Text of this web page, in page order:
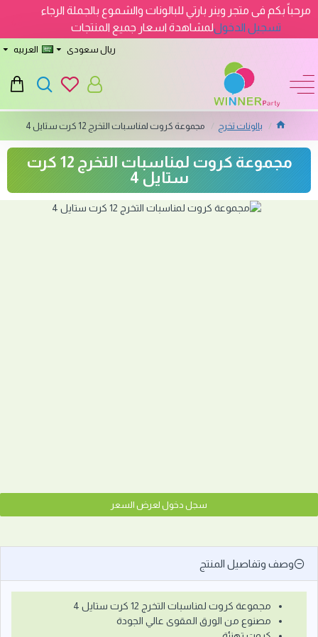
مرحباً بكم فى متجر وينر بارتي للبالونات والشموع بالجملة الرجاء
تسجيل الدخوللمشاهدة اسعار جميع المنتجات
ريال سعودى العربيه
بالونات تخرج مجموعة كروت لمناسبات التخرج 12 كرت ستايل 4
مجموعة كروت لمناسبات التخرج 12 كرت
ستايل 4
سجل دخول لعرض السعر
وصف وتفاصيل المنتج
مجموعة كروت لمناسبات التخرج 12 كرت ستايل 4
مصنوع من الورق المقوى عالي الجودة